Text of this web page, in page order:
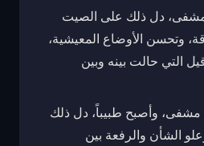
دل ذلك على الصيت
وتحسن الأوضاع المعيشية،
التي حالت بينه وبين
وأصبح طبيباً، دل ذلك
الشأن والرفعة بين